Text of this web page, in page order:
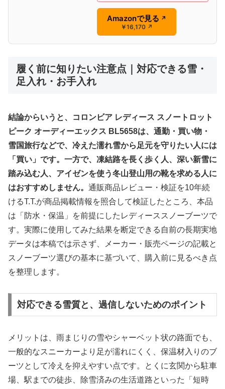
Amazonで見る ↗
￥16,170 ↗
履く前に知りたい注意点｜対応できる雪・
足入れ・お手入れ
結論からいうと、コロンビア レディース スノートロット
ピーク オーディーエックス BL5658は、通勤・買い物・
雪国旅行などで、冷えた濡れ雪から足元を守りたい人には
「買い」です。一方で、凍結路を長く歩く人、深い新雪に
踏み込む人、アイゼンを使う冬山登山用の靴を求める人に
はおすすめしません。 通販商品レビュー・検証を10年続
けるT.T.が商品掲載情報を照合して検証したところ、本品
は「防水・保温」を前提にしたレディーススノーブーツで
す。実際に使用してみた結果を断定できる自前の長期実地
データは本稿では示さず、メーカー・販売ページの記載と
スノーブーツ選びの基本に基づいて、購入前に見るべき点
を整理します。
対応できる雪質と、過信しないためのポイント
メリットは、雨まじりの雪やシャーベット状の路面でも、
一般的なスニーカーより足が濡れにくく、保温材入りのブ
ーツとして冷えを抑えやすい点です。とくに玄関から駐車
場、駅までの徒歩、除雪済みの生活道路といった「短時